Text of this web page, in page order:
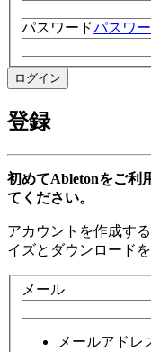
パスワードパスワ
登録
初めてAbletonをご利
てください。
アカウントを作成す
イズとダウンロードを
メール
メールアドレ